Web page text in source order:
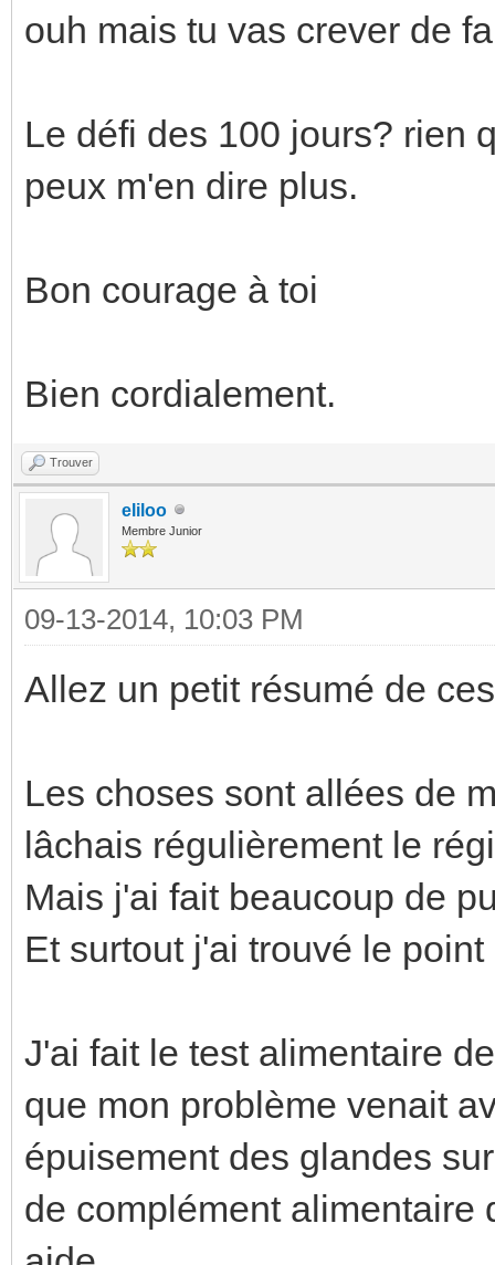
ouh mais tu vas crever de
Le défi des 100 jours? rien
peux m'en dire plus.
Bon courage à toi
Bien cordialement.
Trouver
eliloo
Membre Junior
09-13-2014, 10:03 PM
Allez un petit résumé de
Les choses sont allées de
lâchais régulièrement le
Mais j'ai fait beaucoup de
Et surtout j'ai trouvé le
J'ai fait le test alimentaire
que mon problème venait
épuisement des glandes
de complément alimentaire